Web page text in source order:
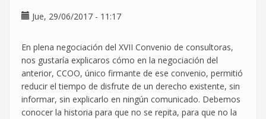
Jue, 29/06/2017 - 11:17
En plena negociación del XVII Convenio de consultoras,
nos gustaría explicaros cómo en la negociación del
anterior, CCOO, único firmante de ese convenio, permitió
reducir el tiempo de disfrute de un derecho existente, sin
informar, sin explicarlo en ningún comunicado. Debemos
conocer la historia para que no se repita, para que no la